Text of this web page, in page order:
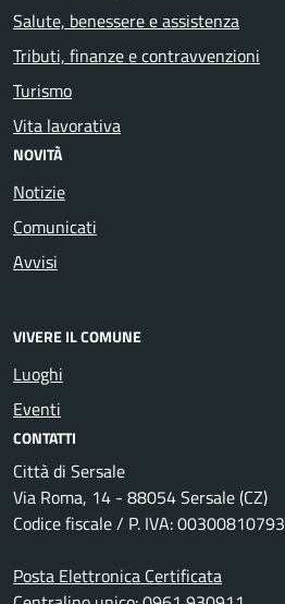
Salute, benessere e assistenza
Tributi, finanze e contravvenzioni
Turismo
Vita lavorativa
NOVITÀ
Notizie
Comunicati
Avvisi
VIVERE IL COMUNE
Luoghi
Eventi
CONTATTI
Città di Sersale
Via Roma, 14 - 88054 Sersale (CZ)
Codice fiscale / P. IVA: 00300810793
Posta Elettronica Certificata